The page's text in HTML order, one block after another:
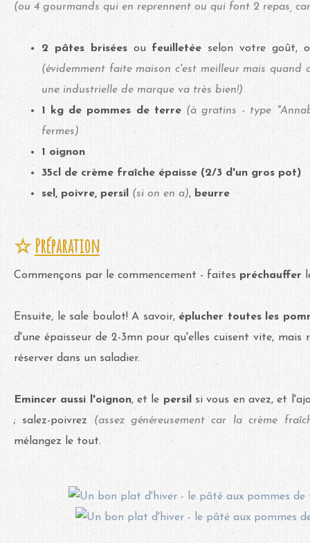
(ou 4 gourmands qui en reprennent ou qui font 2 repas,
2 pâtes briséesou feuilletée selon votre goût,
(évidemment faite maison c'est meilleur mais quand
une industrielle de marque va très bien!)
1 kg de pommes de terre (à gratins - type
fermes)
1 oignon
35cl de crème fraîche épaisse (2/3 d'un gros pot)
sel, poivre, persil
(si on en a), beurre
☆Préparation
Commençons par le commencement - faites préchauffer
Ensuite, le sale boulot! A savoir, éplucher toutes les
d'une épaisseur de 2-3mn pour qu'elles cuisent vite, mais
réserver dans un saladier.
Emincer aussi l'oignon, et le persil si vous en avez, et
; salez-poivrez (assez généreusement car la crème
mélangez le tout.